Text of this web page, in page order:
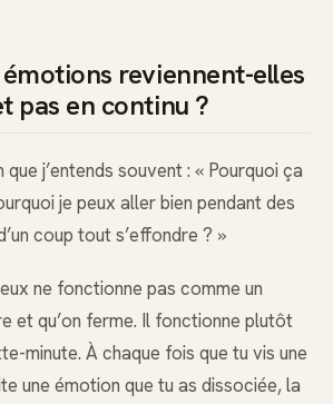
reviennent-elles
pas en continu ?
que j’entends souvent : « Pourquoi ça
je peux aller bien pendant des
coup tout s’effondre ? »
ne fonctionne pas comme un
et qu’on ferme. Il fonctionne plutôt
minute. À chaque fois que tu vis une
une émotion que tu as dissociée, la